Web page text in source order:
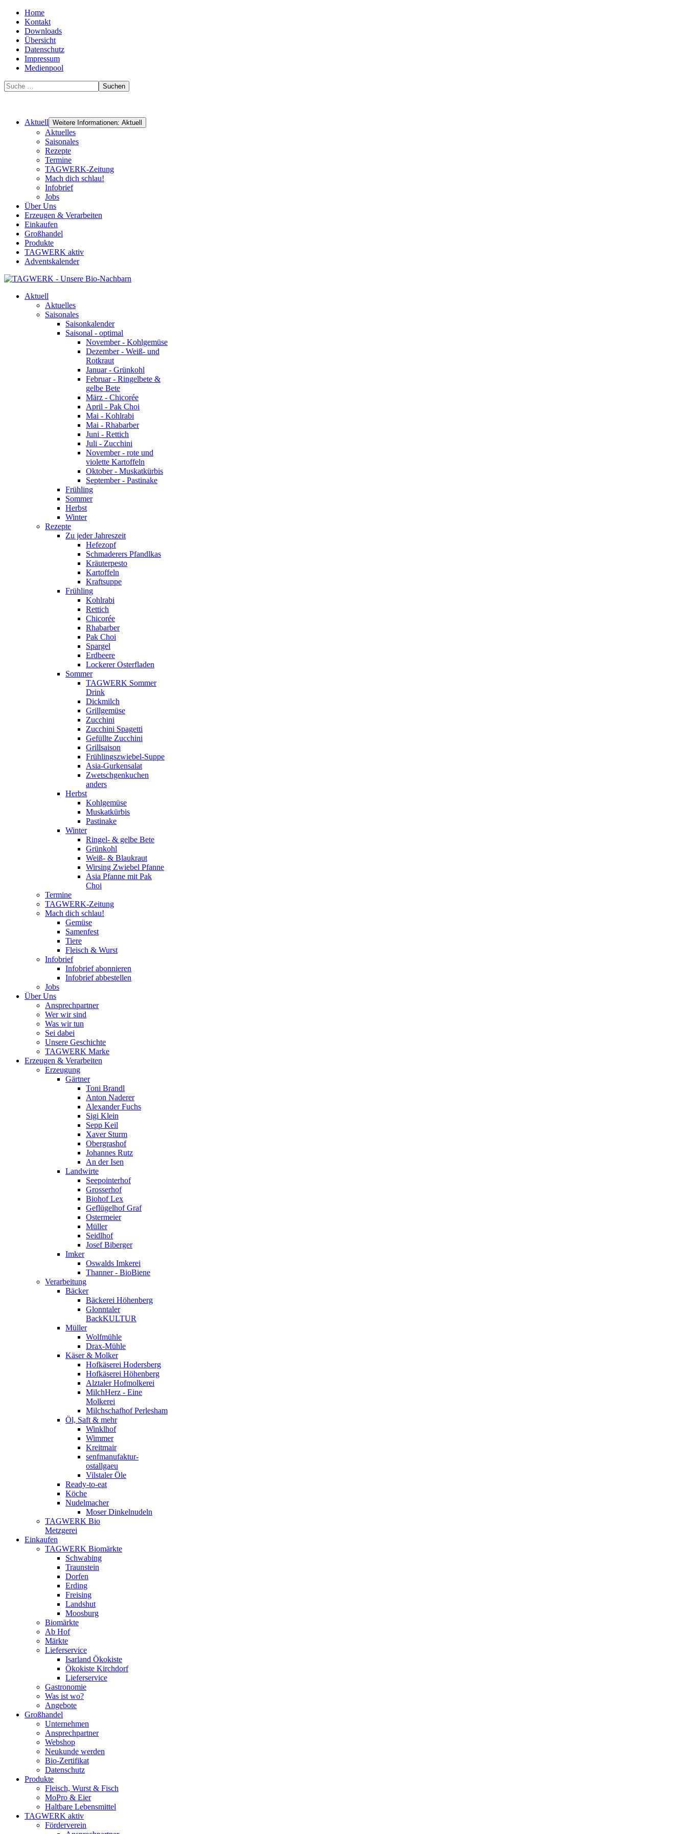
Home
Kontakt
Downloads
Übersicht
Datenschutz
Impressum
Medienpool
Suchen
Aktuell Weitere Informationen: Aktuell
Aktuelles
Saisonales
Rezepte
Termine
TAGWERK-Zeitung
Mach dich schlau!
Infobrief
Jobs
Über Uns
Erzeugen & Verarbeiten
Einkaufen
Großhandel
Produkte
TAGWERK aktiv
Adventskalender
Aktuell
Aktuelles
Saisonales
Saisonkalender
Saisonal - optimal
November - Kohlgemüse
Dezember - Weiß- und
Rotkraut
Januar - Grünkohl
Februar - Ringelbete &
gelbe Bete
März - Chicorée
April - Pak Choi
Mai - Kohlrabi
Mai - Rhabarber
Juni - Rettich
Juli - Zucchini
November - rote und
violette Kartoffeln
Oktober - Muskatkürbis
September - Pastinake
Frühling
Sommer
Herbst
Winter
Rezepte
Zu jeder Jahreszeit
Hefezopf
Schmaderers Pfandlkas
Kräuterpesto
Kartoffeln
Kraftsuppe
Frühling
Kohlrabi
Rettich
Chicorée
Rhabarber
Pak Choi
Spargel
Erdbeere
Lockerer Osterfladen
Sommer
TAGWERK Sommer
Drink
Dickmilch
Grillgemüse
Zucchini
Zucchini Spagetti
Gefüllte Zucchini
Grillsaison
Frühlingszwiebel-Suppe
Asia-Gurkensalat
Zwetschgenkuchen
anders
Herbst
Kohlgemüse
Muskatkürbis
Pastinake
Winter
Ringel- & gelbe Bete
Grünkohl
Weiß- & Blaukraut
Wirsing Zwiebel Pfanne
Asia Pfanne mit Pak
Choi
Termine
TAGWERK-Zeitung
Mach dich schlau!
Gemüse
Samenfest
Tiere
Fleisch & Wurst
Infobrief
Infobrief abonnieren
Infobrief abbestellen
Jobs
Über Uns
Ansprechpartner
Wer wir sind
Was wir tun
Sei dabei
Unsere Geschichte
TAGWERK Marke
Erzeugen & Verarbeiten
Erzeugung
Gärtner
Toni Brandl
Anton Naderer
Alexander Fuchs
Sigi Klein
Sepp Keil
Xaver Sturm
Obergrashof
Johannes Rutz
An der Isen
Landwirte
Seepointerhof
Grosserhof
Biohof Lex
Geflügelhof Graf
Ostermeier
Müller
Seidlhof
Josef Biberger
Imker
Oswalds Imkerei
Thanner - BioBiene
Verarbeitung
Bäcker
Bäckerei Höhenberg
Glonntaler
BackKULTUR
Müller
Wolfmühle
Drax-Mühle
Käser & Molker
Hofkäserei Hodersberg
Hofkäserei Höhenberg
Alztaler Hofmolkerei
MilchHerz - Eine
Molkerei
Milchschafhof Perlesham
Öl, Saft & mehr
Winklhof
Wimmer
Kreitmair
senfmanufaktur-
ostallgaeu
Vilstaler Öle
Ready-to-eat
Köche
Nudelmacher
Moser Dinkelnudeln
TAGWERK Bio
Metzgerei
Einkaufen
TAGWERK Biomärkte
Schwabing
Traunstein
Dorfen
Erding
Freising
Landshut
Moosburg
Biomärkte
Ab Hof
Märkte
Lieferservice
Isarland Ökokiste
Ökokiste Kirchdorf
Lieferservice
Gastronomie
Was ist wo?
Angebote
Großhandel
Unternehmen
Ansprechpartner
Webshop
Neukunde werden
Bio-Zertifikat
Datenschutz
Produkte
Fleisch, Wurst & Fisch
MoPro & Eier
Haltbare Lebensmittel
TAGWERK aktiv
Förderverein